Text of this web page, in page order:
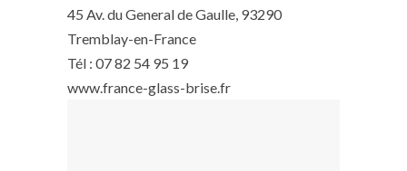
45 Av. du General de Gaulle, 93290
Tremblay-en-France
Tél : 07 82 54 95 19
www.france-glass-brise.fr